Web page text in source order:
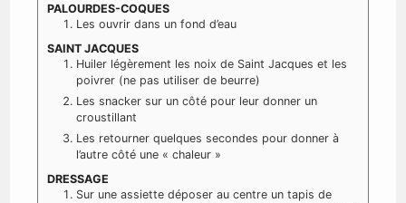
PALOURDES-COQUES
Les ouvrir dans un fond d’eau
SAINT JACQUES
Huiler légèrement les noix de Saint Jacques et les
poivrer (ne pas utiliser de beurre)
Les snacker sur un côté pour leur donner un
croustillant
Les retourner quelques secondes pour donner à
l’autre côté une « chaleur »
DRESSAGE
Sur une assiette déposer au centre un tapis de